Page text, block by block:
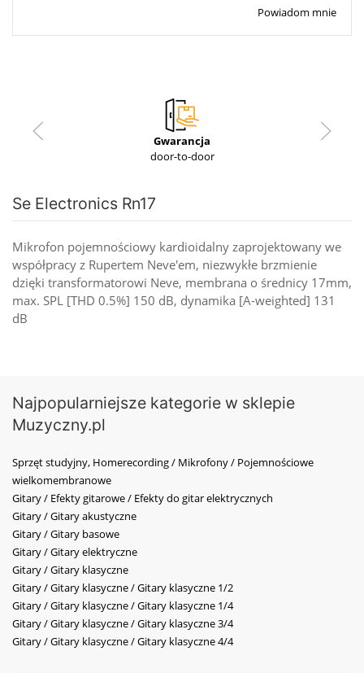
Powiadom mnie
Gwarancja
door-to-door
Se Electronics Rn17
Mikrofon pojemnościowy kardioidalny zaprojektowany we
współpracy z Rupertem Neve'em, niezwykłe brzmienie
dzięki transformatorowi Neve, membrana o średnicy 17mm,
max. SPL [THD 0.5%] 150 dB, dynamika [A-weighted] 131
dB
Najpopularniejsze kategorie w sklepie
Muzyczny.pl
Sprzęt studyjny, Homerecording / Mikrofony / Pojemnościowe
wielkomembranowe
Gitary / Efekty gitarowe / Efekty do gitar elektrycznych
Gitary / Gitary akustyczne
Gitary / Gitary basowe
Gitary / Gitary elektryczne
Gitary / Gitary klasyczne
Gitary / Gitary klasyczne / Gitary klasyczne 1/2
Gitary / Gitary klasyczne / Gitary klasyczne 1/4
Gitary / Gitary klasyczne / Gitary klasyczne 3/4
Gitary / Gitary klasyczne / Gitary klasyczne 4/4